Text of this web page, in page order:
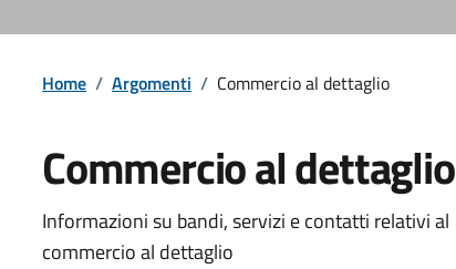
Home / Argomenti / Commercio al dettaglio
Commercio al dettaglio
Informazioni su bandi, servizi e contatti relativi al
commercio al dettaglio